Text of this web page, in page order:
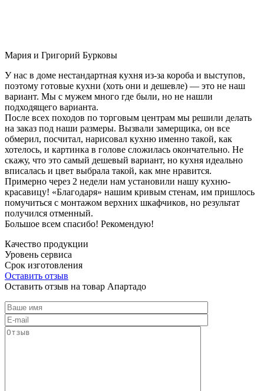
Мария и Григорий Бурковы
У нас в доме нестандартная кухня из-за короба и выступов,
поэтому готовые кухни (хоть они и дешевле) — это не наш
вариант. Мы с мужем много где были, но не нашли
подходящего варианта.
После всех походов по торговым центрам мы решили делать
на заказ под наши размеры. Вызвали замерщика, он все
обмерил, посчитал, нарисовал кухню именно такой, как
хотелось, и картинка в голове сложилась окончательно. Не
скажу, что это самый дешевый вариант, но кухня идеально
вписалась и цвет выбрала такой, как мне нравится.
Примерно через 2 недели нам установили нашу кухню-
красавицу! «Благодаря» нашим кривым стенам, им пришлось
помучиться с монтажом верхних шкафчиков, но результат
получился отменный.
Большое всем спасибо! Рекомендую!
Качество продукции
Уровень сервиса
Срок изготовления
Оставить отзыв
Оставить отзыв на товар Апартадо